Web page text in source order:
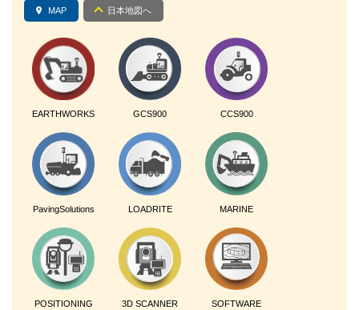
MAP 日本地図へ
EARTHWORKS GCS900 CCS900
PavingSolutions LOADRITE MARINE
POSITIONING 3D SCANNER SOFTWARE